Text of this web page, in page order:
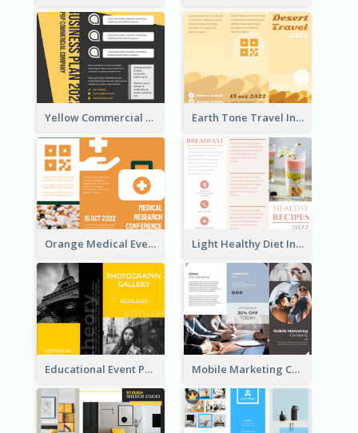
Yellow Commercial Event Program Tri Fold Brochure Earth Tone Travel Informational Tri Fold Brochure
Orange Medical Event Program Tri Fold Brochure Light Healthy Diet Informational Tri Fold Brochure
Educational Event Program Bi Fold Brochure Mobile Marketing Company Brochure